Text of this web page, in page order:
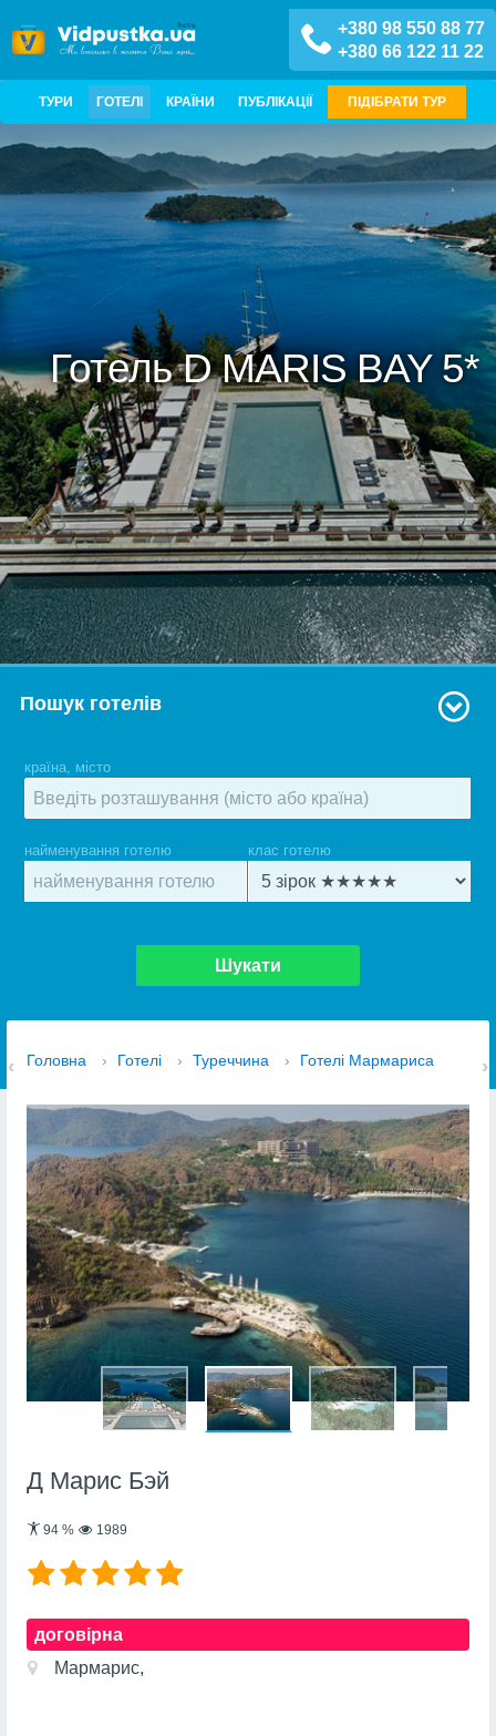
+380 98 550 88 77
+380 66 122 11 22
ТУРИ ГОТЕЛІ КРАЇНИ ПУБЛІКАЦІЇ ПІДІБРАТИ ТУР
Готель D MARIS BAY 5*
Пошук готелів
країна, місто
найменування готелю клас готелю
Шукати
Головна › Готелі › Туреччина › Готелі Мармариса
Д Марис Бэй
94% 1989
договірна
Мармарис,